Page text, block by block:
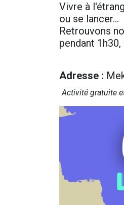
Vivre à
ou se lancer…
Retrouvons
pendant
Adresse :
Activité gr​atuite